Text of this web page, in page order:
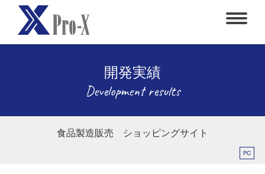
開発実績
Development results
食品製造販売 ショッピングサイト
PC